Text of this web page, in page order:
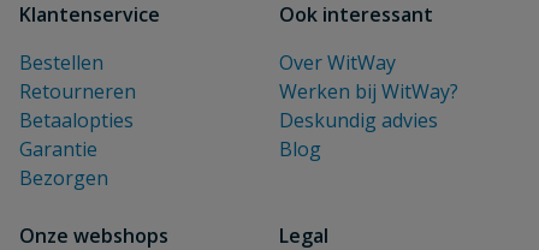
Klantenservice
Bestellen
Retourneren
Betaalopties
Garantie
Bezorgen
Ook interessant
Over WitWay
Werken bij WitWay?
Deskundig advies
Blog
Onze webshops
Legal